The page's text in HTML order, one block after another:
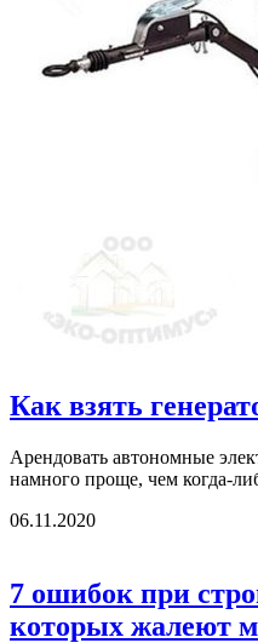
Как взять
Арендовать автономные
намного проще, чем когда-
06.11.2020
7 ошибок при
которых жалеют